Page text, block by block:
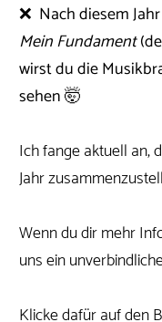
❌ Nach diesem Jahr
Mein Fundament
wirst du die
sehen 🤯
Ich fange aktuell an,
Jahr
Wenn du dir mehr
uns ein
Klicke dafür auf den